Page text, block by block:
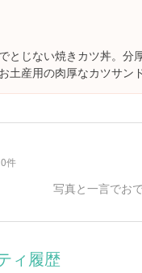
とじない焼きカツ丼。分
土産用の肉厚なカツサン
0件
写真と一言でお
ィ履歴